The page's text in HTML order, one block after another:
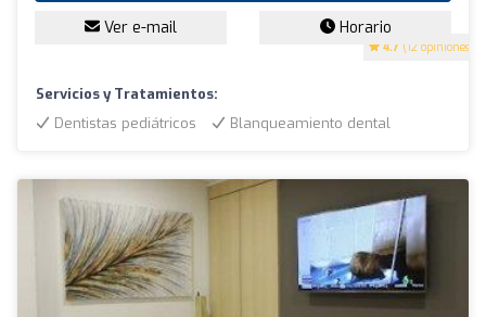
4.7 (12 opiniones)
Ver e-mail Horario
Servicios y Tratamientos:
Dentistas pediátricos
Blanqueamiento dental